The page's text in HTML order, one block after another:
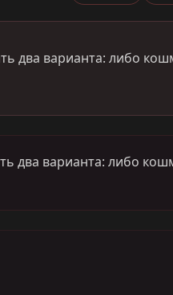
два варианта: либо
два варианта: либо